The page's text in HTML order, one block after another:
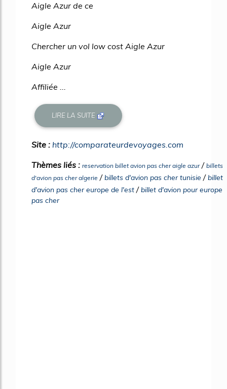
Aigle Azur de ce
Aigle Azur
Chercher un vol low cost Aigle Azur
Aigle Azur
Affiliée ...
LIRE LA SUITE
Site : http://comparateurdevoyages.com
Thèmes liés : reservation billet avion pas cher aigle azur/ billets
d'avion pas cher algerie /billets d'avion pas cher tunisie /billet
d'avion pas cher europe de l'est /billet d'avion pour europe
pas cher